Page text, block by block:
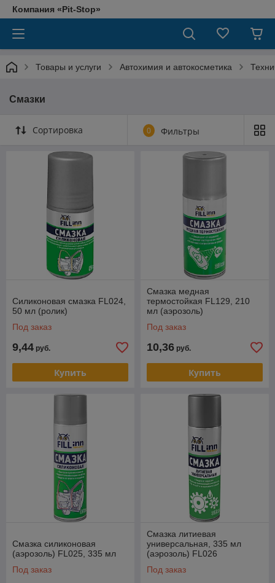
Компания «Pit-Stop»
Товары и услуги Автохимия и автокосметика
Смазки
Сортировка 0 Фильтры
Силиконовая смазка FL024,
50 мл (ролик)
Под заказ
9,44 руб.
Купить
Смазка медная
термостойкая FL129, 210
мл (аэрозоль)
Под заказ
10,36 руб.
Купить
Смазка силиконовая
(аэрозоль) FL025, 335 мл
Под заказ
Смазка литиевая
универсальная, 335 мл
(аэрозоль) FL026
Под заказ